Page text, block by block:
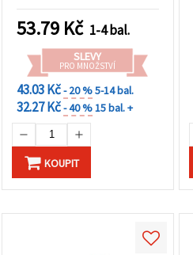
53.79 Kč 1-4 bal.
SLEVY
PRO MNOŽSTVÍ
43.03 Kč- 20 %5-14 bal.
32.27 Kč- 40 %15 bal. +
KOUPIT